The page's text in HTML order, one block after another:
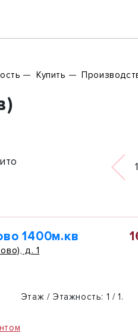
Купить
1400м.кв
д. 1
Этаж / Этажность: 1 / 1.